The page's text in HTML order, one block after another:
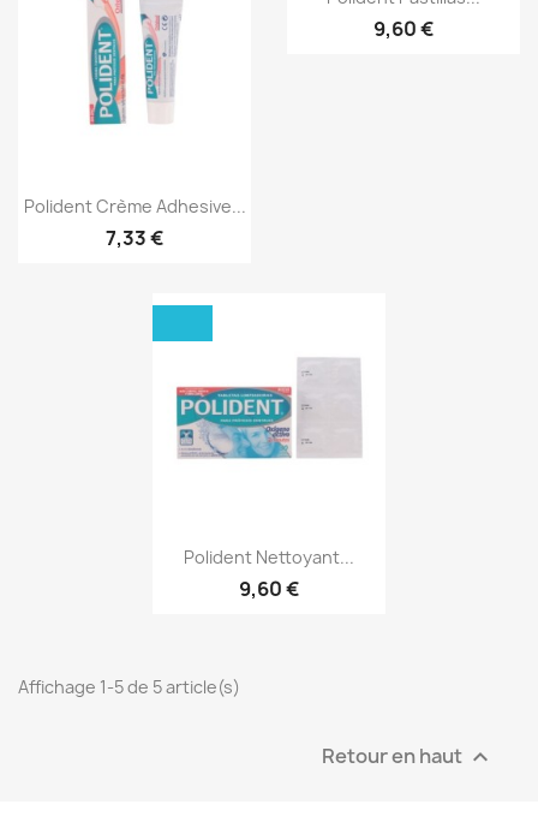
Aperçu rapide
Polident Crème Adhesive...
7,33 €
9,60 €
Aperçu rapide
Polident Nettoyant...
9,60 €
Affichage 1-5 de 5 article(s)
Retour en haut 